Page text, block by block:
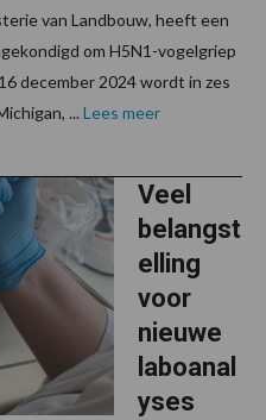
van Landbouw, heeft een
om H5N1-vogelgriep
december 2024 wordt in zes
... Lees meer
Veel
belangst
elling
voor
nieuwe
laboanal
yses